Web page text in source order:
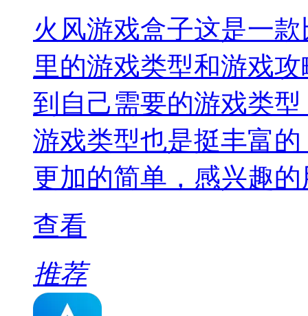
火风游戏盒子这是一
里的游戏类型和游戏
到自己需要的游戏类
游戏类型也是挺丰富
更加的简单，感兴趣
查看
推荐